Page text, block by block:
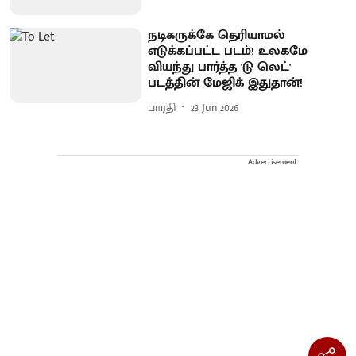
நடிகருக்கே தெரியாமல்
எடுக்கப்பட்ட படம்! உலகமே
வியந்து பார்த்த 'டு லெட்'
படத்தின் மேஜிக் இதுதான்!
பாரதி 23 Jun 2026
Advertisement